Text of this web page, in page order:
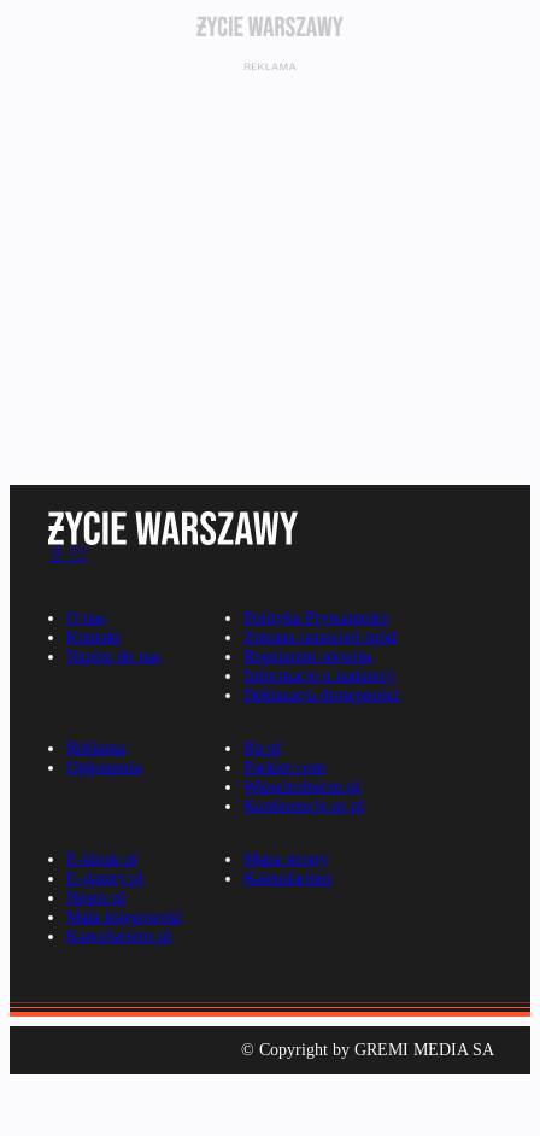
O nas
Kontakt
Napisz do nas
Polityka Prywatności
Zmiana ustawień zgód
Regulamin serwisu
Informacje o nadawcy
Deklaracja dostępności
Reklama
Ogłoszenia
Rp.pl
Parkiet.com
Wiescirolnicze.pl
Konferencje.rp.pl
E-kiosk.pl
E-gazety.pl
Nexto.pl
Mała księgowość
Kancelarierp.pl
Mapa strony
Kalendarium
© Copyright by GREMI MEDIA SA